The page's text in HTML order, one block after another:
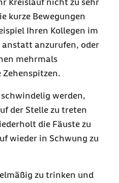
kurze Bewegungen
Ihren Kollegen im
anstatt anzurufen, oder
mehrmals
werden,
der Stelle zu treten
die Fäuste zu
wieder in Schwung zu
zu trinken und